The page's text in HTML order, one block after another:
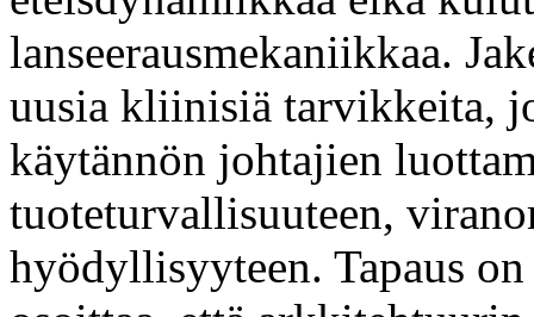
lanseerausmekaniikkaa.
uusia kliinisiä tarvikkeita,
käytännön johtajien
tuoteturvallisuuteen,
hyödyllisyyteen. Tapaus